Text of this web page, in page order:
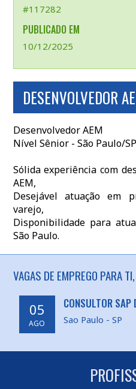
#117282
PUBLICADO EM
10/12/2025
DESENVOLVEDOR
Desenvolvedor AEM
Nível Sênior - São Paulo/SP
Sólida experiência com
AEM,
Desejável atuação em
varejo,
Disponibilidade para
São Paulo.
VAGAS DE EMPREGO PARA
05
AGO
CONSULTOR SAP
Sao Paulo - SP